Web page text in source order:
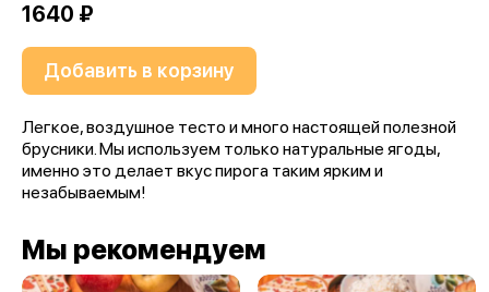
1640 ₽
Добавить в корзину
Легкое, воздушное тесто и много настоящей полезной
брусники. Мы используем только натуральные ягоды,
именно это делает вкус пирога таким ярким и
незабываемым!
Мы рекомендуем